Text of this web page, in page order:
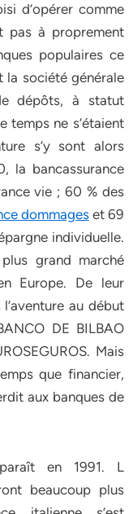
d’opérer comme
pas à proprement
populaires ce
la société générale
dépôts, à statut
temps ne s’étaient
s’y sont alors
la bancassurance
vie ; 60 % des
dommageset 69
individuelle.
grand marché
Europe. De leur
au début
DE BILBAO
Mais
que financier,
aux banques de
en 1991. L
beaucoup plus